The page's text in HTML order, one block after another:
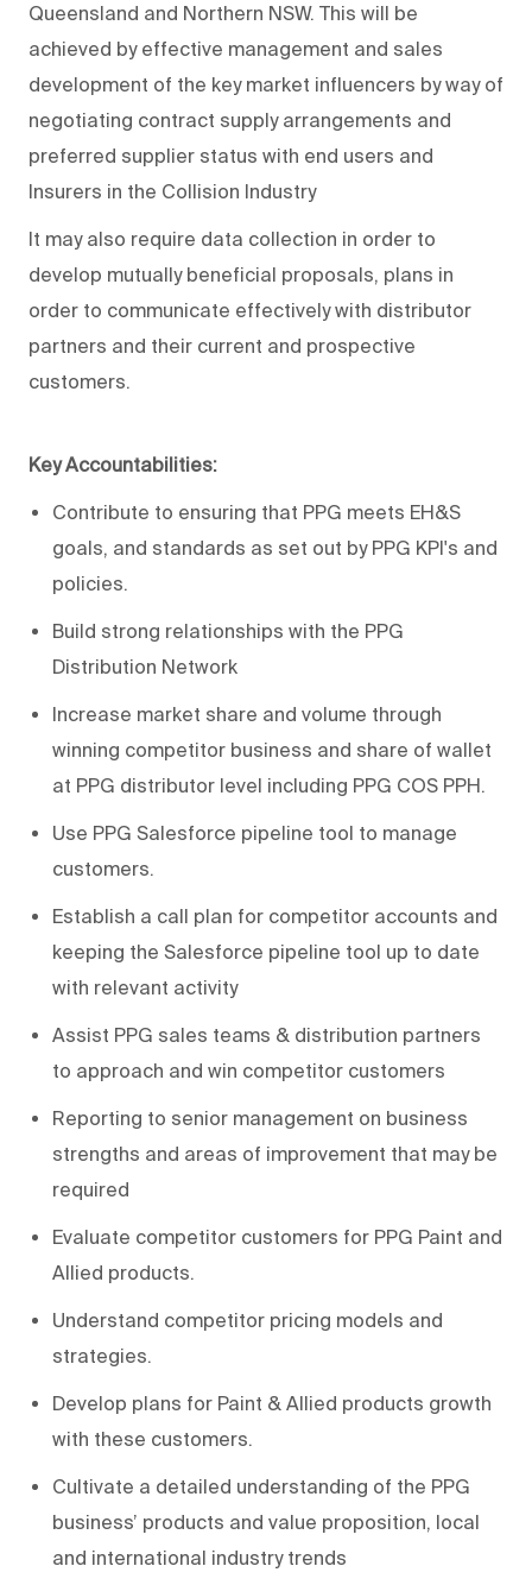
Queensland and Northern NSW. This will be
achieved by effective management and sales
development of the key market influencers by way of
negotiating contract supply arrangements and
preferred supplier status with end users and
Insurers in the Collision Industry
It may also require data collection in order to
develop mutually beneficial proposals, plans in
order to communicate effectively with distributor
partners and their current and prospective
customers.
Key Accountabilities:
Contribute to ensuring that PPG meets EH&S
goals, and standards as set out by PPG KPI's and
policies.
Build strong relationships with the PPG
Distribution Network
Increase market share and volume through
winning competitor business and share of wallet
at PPG distributor level including PPG COS PPH.
Use PPG Salesforce pipeline tool to manage
customers.
Establish a call plan for competitor accounts and
keeping the Salesforce pipeline tool up to date
with relevant activity
Assist PPG sales teams & distribution partners
to approach and win competitor customers
Reporting to senior management on business
strengths and areas of improvement that may be
required
Evaluate competitor customers for PPG Paint and
Allied products.
Understand competitor pricing models and
strategies.
Develop plans for Paint & Allied products growth
with these customers.
Cultivate a detailed understanding of the PPG
business’ products and value proposition, local
and international industry trends